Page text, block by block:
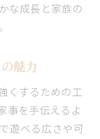
な成長と家族の
魅力
くするための工
事を手伝えるよ
遊べる広さや可